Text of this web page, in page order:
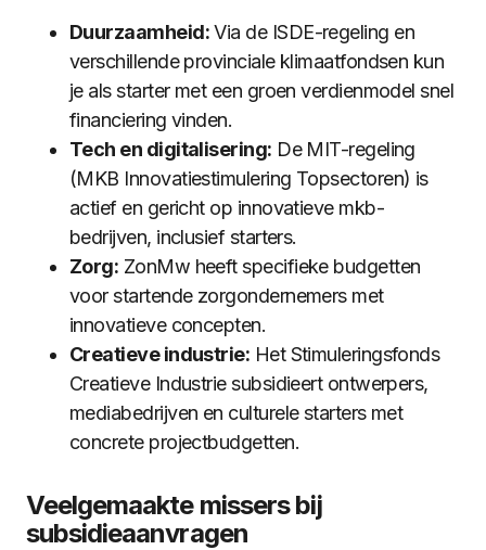
Duurzaamheid:Via de ISDE-regeling en
verschillende provinciale klimaatfondsen kun
je als starter met een groen verdienmodel snel
financiering vinden.
Tech en digitalisering: De MIT-regeling
(MKB Innovatiestimulering Topsectoren) is
actief en gericht op innovatieve mkb-
bedrijven, inclusief starters.
Zorg: ZonMw heeft specifieke budgetten
voor startende zorgondernemers met
innovatieve concepten.
Creatieve industrie: Het Stimuleringsfonds
Creatieve Industrie subsidieert ontwerpers,
mediabedrijven en culturele starters met
concrete projectbudgetten.
Veelgemaakte missers bij
subsidieaanvragen